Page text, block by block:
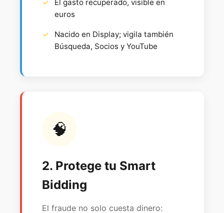
El gasto recuperado, visible en
euros
Nacido en Display; vigila también
Búsqueda, Socios y YouTube
🧠
2. Protege tu Smart
Bidding
El fraude no solo cuesta dinero: